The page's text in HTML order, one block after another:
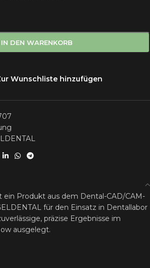
IN DEN WARENKORB
Wunschliste hinzufügen
ein Produkt aus dem Dental-CAD/CAM-
für den Einsatz in Dentallabor
präzise Ergebnisse im
ausgelegt.